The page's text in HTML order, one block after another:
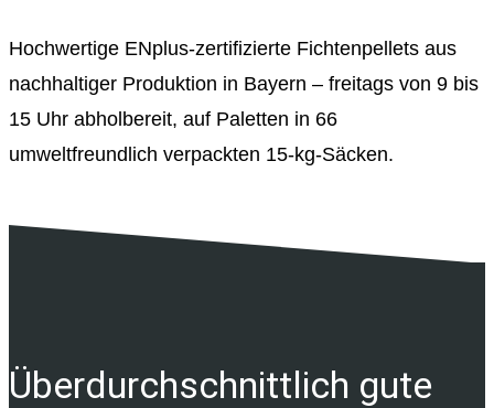
Hochwertige ENplus-zertifizierte Fichtenpellets aus
nachhaltiger Produktion in Bayern – freitags von 9 bis
15 Uhr abholbereit, auf Paletten in 66
umweltfreundlich verpackten 15-kg-Säcken.
Über­durchschnittlich gute